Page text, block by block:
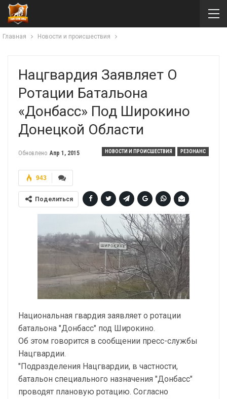
Главная Новости и происшествия
Нацгвардия Заявляет О
Ротации Батальона
«Донбасс» Под Широкино
Донецкой Области
НОВОСТИ И ПРОИСШЕСТВИЯ РЕЗОНАНС
Обновлено Апр 1, 2015
943
Поделиться
Национальная гвардия заявляет о ротации
батальона "Донбасс" под Широкино.
Об этом говорится в сообщении пресс-службы
Нацгвардии.
"Подразделения Нацгвардии, в частности,
батальон специального назначения "Донбасс"
проводят плановую ротацию. Согласно